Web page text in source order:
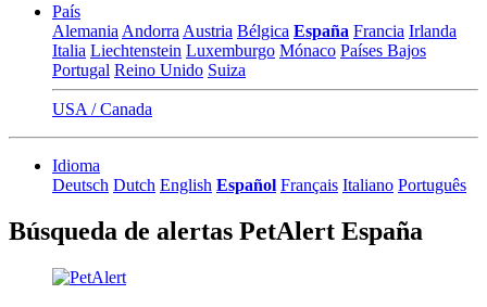
País
Alemania Andorra Austria Bélgica España Francia Irlanda
Italia Liechtenstein Luxemburgo Mónaco Países Bajos
Portugal Reino Unido Suiza
USA / Canada
Idioma
Deutsch Dutch English Español Français Italiano Português
Búsqueda de alertas PetAlert España